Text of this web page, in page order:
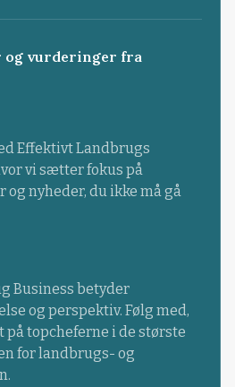
og vurderinger fra
Effektivt Landbrugs
vi sætter fokus på
nyheder, du ikke må gå
Business betyder
og perspektiv. Følg med,
topcheferne i de største
for landbrugs- og